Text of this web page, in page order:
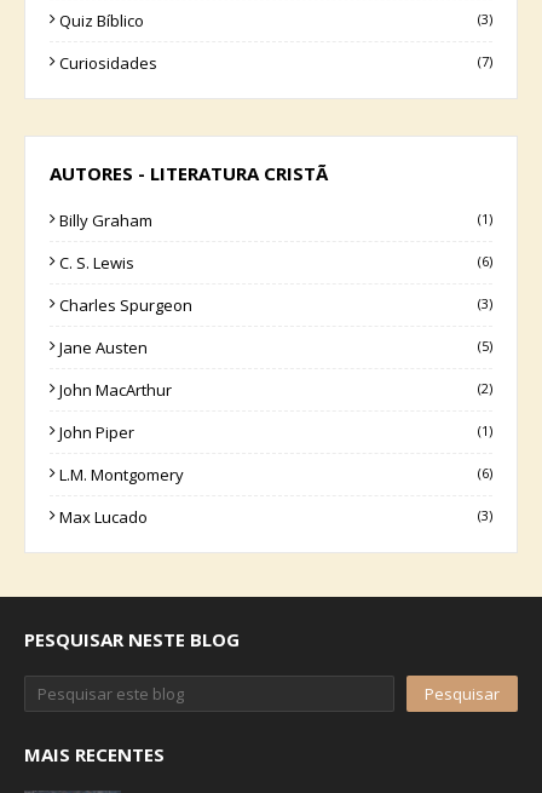
Quiz Bíblico (3)
Curiosidades (7)
AUTORES - LITERATURA CRISTÃ
Billy Graham (1)
C. S. Lewis (6)
Charles Spurgeon (3)
Jane Austen (5)
John MacArthur (2)
John Piper (1)
L.M. Montgomery (6)
Max Lucado (3)
PESQUISAR NESTE BLOG
MAIS RECENTES